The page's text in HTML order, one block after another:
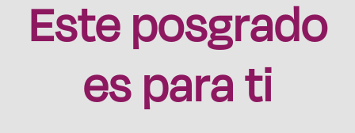
Este posgrado
es para ti